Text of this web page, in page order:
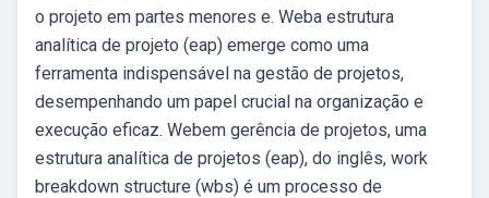
o projeto em partes menores e. Weba estrutura
analítica de projeto (eap) emerge como uma
ferramenta indispensável na gestão de projetos,
desempenhando um papel crucial na organização e
execução eficaz. Webem gerência de projetos, uma
estrutura analítica de projetos (eap), do inglês, work
breakdown structure (wbs) é um processo de